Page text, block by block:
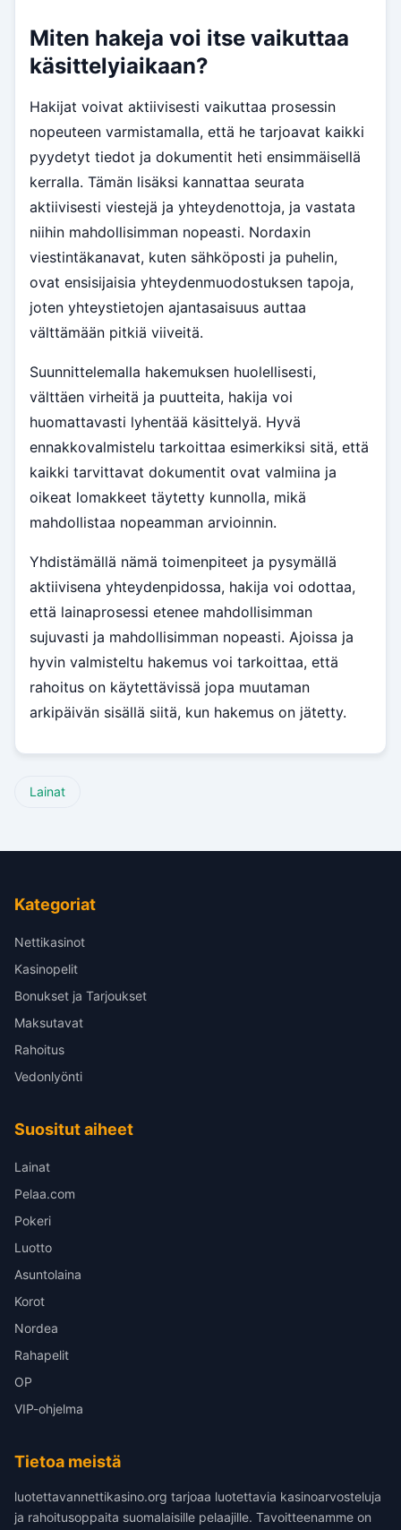
Miten hakeja voi itse vaikuttaa
käsittelyiaikaan?
Hakijat voivat aktiivisesti vaikuttaa prosessin
nopeuteen varmistamalla, että he tarjoavat kaikki
pyydetyt tiedot ja dokumentit heti ensimmäisellä
kerralla. Tämän lisäksi kannattaa seurata
aktiivisesti viestejä ja yhteydenottoja, ja vastata
niihin mahdollisimman nopeasti. Nordaxin
viestintäkanavat, kuten sähköposti ja puhelin,
ovat ensisijaisia yhteydenmuodostuksen tapoja,
joten yhteystietojen ajantasaisuus auttaa
välttämään pitkiä viiveitä.
Suunnittelemalla hakemuksen huolellisesti,
välttäen virheitä ja puutteita, hakija voi
huomattavasti lyhentää käsittelyä. Hyvä
ennakkovalmistelu tarkoittaa esimerkiksi sitä, että
kaikki tarvittavat dokumentit ovat valmiina ja
oikeat lomakkeet täytetty kunnolla, mikä
mahdollistaa nopeamman arvioinnin.
Yhdistämällä nämä toimenpiteet ja pysymällä
aktiivisena yhteydenpidossa, hakija voi odottaa,
että lainaprosessi etenee mahdollisimman
sujuvasti ja mahdollisimman nopeasti. Ajoissa ja
hyvin valmisteltu hakemus voi tarkoittaa, että
rahoitus on käytettävissä jopa muutaman
arkipäivän sisällä siitä, kun hakemus on jätetty.
Lainat
Kategoriat
Nettikasinot
Kasinopelit
Bonukset ja Tarjoukset
Maksutavat
Rahoitus
Vedonlyönti
Suositut aiheet
Lainat
Pelaa.com
Pokeri
Luotto
Asuntolaina
Korot
Nordea
Rahapelit
OP
VIP-ohjelma
Tietoa meistä
luotettavannettikasino.org tarjoaa luotettavia kasinoarvosteluja
ja rahoitusoppaita suomalaisille pelaajille. Tavoitteenamme on